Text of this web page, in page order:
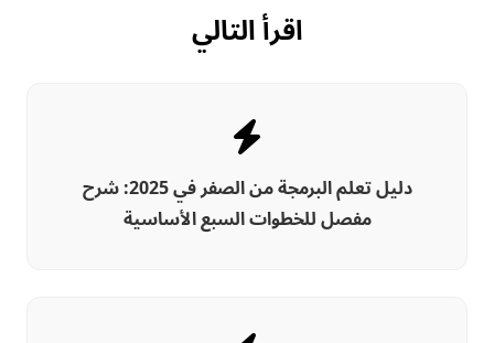
اقرأ التالي
دليل تعلم البرمجة من الصفر في 2025: شرح
مفصل للخطوات السبع الأساسية